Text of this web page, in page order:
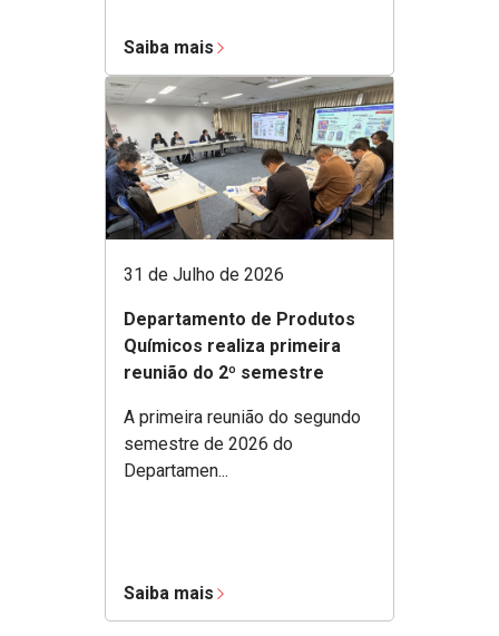
Saiba mais
31 de Julho de 2026
Departamento de Produtos
Químicos realiza primeira
reunião do 2º semestre
A primeira reunião do segundo
semestre de 2026 do
Departamen...
Saiba mais